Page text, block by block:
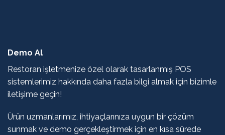
Demo Al
Restoran işletmenize özel olarak tasarlanmış POS
sistemlerimiz hakkında daha fazla bilgi almak için bizimle
iletişime geçin!
Ürün uzmanlarımız, ihtiyaçlarınıza uygun bir çözüm
sunmak ve demo gerçekleştirmek için en kısa sürede